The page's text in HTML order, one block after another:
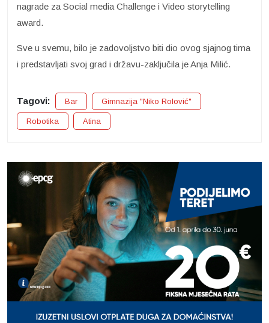
nagrade za Social media Challenge i Video storytelling
award.
Sve u svemu, bilo je zadovoljstvo biti dio ovog sjajnog tima
i predstavljati svoj grad i državu-zaključila je Anja Milić.
Tagovi: Bar Gimnazija "Niko Rolović"
Robotika Atina